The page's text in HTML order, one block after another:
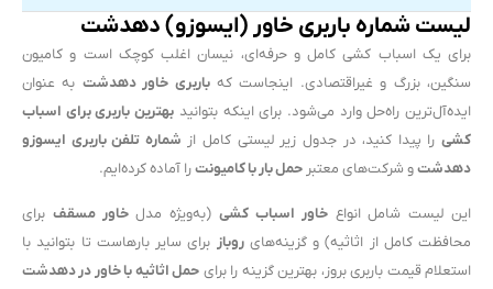
لیست شماره باربری خاور (ایسوزو) دهدشت
برای یک اسباب کشی کامل و حرفه‌ای، نیسان اغلب کوچک است و کامیون
سنگین، بزرگ و غیراقتصادی. اینجاست کهباربری خاور دهدشت به عنوان
ایده‌آل‌ترین راه‌حل وارد می‌شود. برای اینکه بتوانید بهترین باربری برای اسباب
کشیرا پیدا کنید، در جدول زیر لیستی کامل از شماره تلفن باربری ایسوزو
دهدشتو شرکت‌های معتبر حمل بار با کامیونترا آماده کرده‌ایم.
این لیست شامل انواعخاور اسباب کشی(به‌ویژه مدلخاور مسقف برای
محافظت کامل از اثاثیه) و گزینه‌هایروباز برای سایر بارهاست تا بتوانید با
استعلام قیمت باربری بروز، بهترین گزینه را برای حمل اثاثیه با خاور در دهدشت